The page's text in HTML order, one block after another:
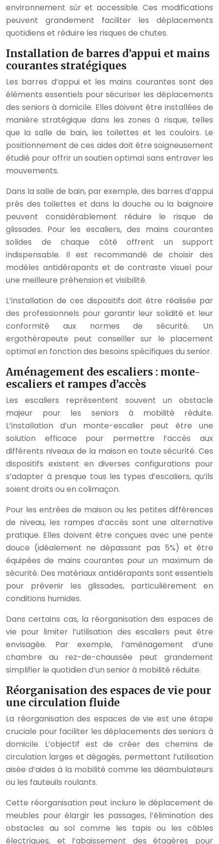
environnement sûr et accessible. Ces modifications
peuvent grandement faciliter les déplacements
quotidiens et réduire les risques de chutes.
Installation de barres d’appui et mains
courantes stratégiques
Les barres d’appui et les mains courantes sont des
éléments essentiels pour sécuriser les déplacements
des seniors à domicile. Elles doivent être installées de
manière stratégique dans les zones à risque, telles
que la salle de bain, les toilettes et les couloirs. Le
positionnement de ces aides doit être soigneusement
étudié pour offrir un soutien optimal sans entraver les
mouvements.
Dans la salle de bain, par exemple, des barres d’appui
près des toilettes et dans la douche ou la baignoire
peuvent considérablement réduire le risque de
glissades. Pour les escaliers, des mains courantes
solides de chaque côté offrent un support
indispensable. Il est recommandé de choisir des
modèles antidérapants et de contraste visuel pour
une meilleure préhension et visibilité.
L’installation de ces dispositifs doit être réalisée par
des professionnels pour garantir leur solidité et leur
conformité aux normes de sécurité. Un
ergothérapeute peut conseiller sur le placement
optimal en fonction des besoins spécifiques du senior.
Aménagement des escaliers : monte-
escaliers et rampes d’accès
Les escaliers représentent souvent un obstacle
majeur pour les seniors à mobilité réduite.
L’installation d’un monte-escalier peut être une
solution efficace pour permettre l’accès aux
différents niveaux de la maison en toute sécurité. Ces
dispositifs existent en diverses configurations pour
s’adapter à presque tous les types d’escaliers, qu’ils
soient droits ou en colimaçon.
Pour les entrées de maison ou les petites différences
de niveau, les rampes d’accès sont une alternative
pratique. Elles doivent être conçues avec une pente
douce (idéalement ne dépassant pas 5%) et être
équipées de mains courantes pour un maximum de
sécurité. Des matériaux antidérapants sont essentiels
pour prévenir les glissades, particulièrement en
conditions humides.
Dans certains cas, la réorganisation des espaces de
vie pour limiter l’utilisation des escaliers peut être
envisagée. Par exemple, l’aménagement d’une
chambre au rez-de-chaussée peut grandement
simplifier le quotidien d’un senior à mobilité réduite.
Réorganisation des espaces de vie pour
une circulation fluide
La réorganisation des espaces de vie est une étape
cruciale pour faciliter les déplacements des seniors à
domicile. L’objectif est de créer des chemins de
circulation larges et dégagés, permettant l’utilisation
aisée d’aides à la mobilité comme les déambulateurs
ou les fauteuils roulants.
Cette réorganisation peut inclure le déplacement de
meubles pour élargir les passages, l’élimination des
obstacles au sol comme les tapis ou les câbles
électriques, et l’abaissement des étagères pour